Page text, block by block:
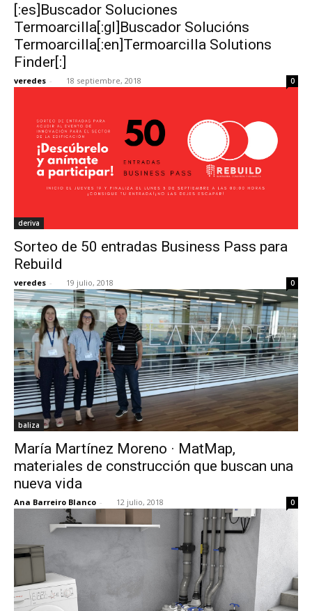
[:es]Buscador Soluciones
Termoarcilla[:gl]Buscador Solucións
Termoarcilla[:en]Termoarcilla Solutions
Finder[:]
veredes - 18 septiembre, 2018 0
deriva
Sorteo de 50 entradas Business Pass para
Rebuild
veredes - 19 julio, 2018 0
baliza
María Martínez Moreno · MatMap,
materiales de construcción que buscan una
nueva vida
Ana Barreiro Blanco - 12 julio, 2018 0